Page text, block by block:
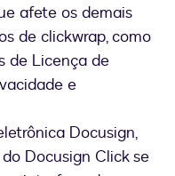
afete os demais
de clickwrap, como
de Licença de
e
Docusign,
Docusign Click se